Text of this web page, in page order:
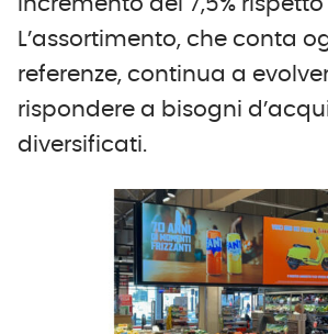
incremento del 7,5%
L’assortimento, che conta
referenze, continua a
rispondere a bisogni
diversificati.